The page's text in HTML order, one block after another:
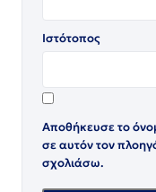
Ιστότοπος
Αποθήκευσε το
σε αυτόν τον
σχολιάσω.